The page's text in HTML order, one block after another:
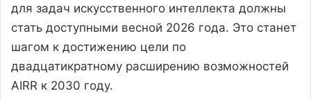
для задач искусственного интеллекта должны
стать доступными весной 2026 года. Это станет
шагом к достижению цели по
двадцатикратному расширению возможностей
AIRR к 2030 году.